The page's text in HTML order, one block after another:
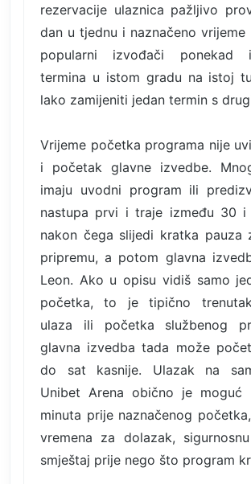
rezervacije ulaznica pažljivo
dan u tjednu i naznačeno
popularni izvođači ponekad
termina u istom gradu na istoj
lako zamijeniti jedan termin s
Vrijeme početka programa nije
i početak glavne izvedbe.
imaju uvodni program ili
nastupa prvi i traje između 30 i
nakon čega slijedi kratka pauza
pripremu, a potom glavna
Leon. Ako u opisu vidiš samo
početka, to je tipično
ulaza ili početka službenog
glavna izvedba tada može
do sat kasnije. Ulazak na
Unibet Arena obično je
minuta prije naznačenog
vremena za dolazak,
smještaj prije nego što program